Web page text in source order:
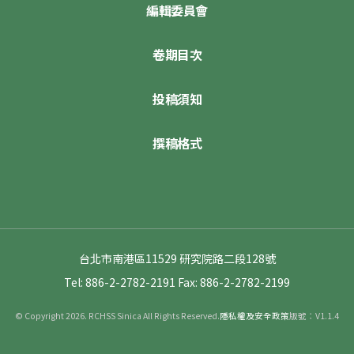
編輯委員會
卷期目次
投稿須知
撰稿格式
台北市南港區11529 研究院路二段128號
Tel: 886-2-2782-2191 Fax: 886-2-2782-2199
© Copyright 2026. RCHSS Sinica All Rights Reserved.隱私權及安全政策版號：V1.1.4